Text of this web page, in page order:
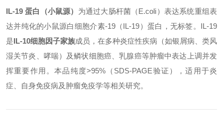
IL-19 蛋白（小鼠源） 为通过大肠杆菌（E.coli）表达系统重组表
达并纯化的小鼠源白细胞介素-19（IL-19）蛋白，无标签。IL-19
是IL-10细胞因子家族成员，在多种炎症性疾病（如银屑病、类风
湿关节炎、哮喘）及鳞状细胞癌、乳腺癌等肿瘤中表达上调并发
挥重要作用。本品纯度>95%（SDS-PAGE验证），适用于炎
症、自身免疫病及肿瘤免疫学等相关研究。